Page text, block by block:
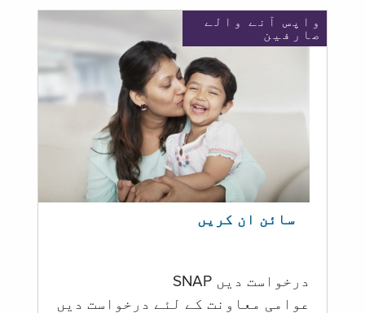
واپس آنے والے
صارفین
سائن ان کریں
درخواست دیں SNAP
عوامی معاونت کے لئے درخواست دیں